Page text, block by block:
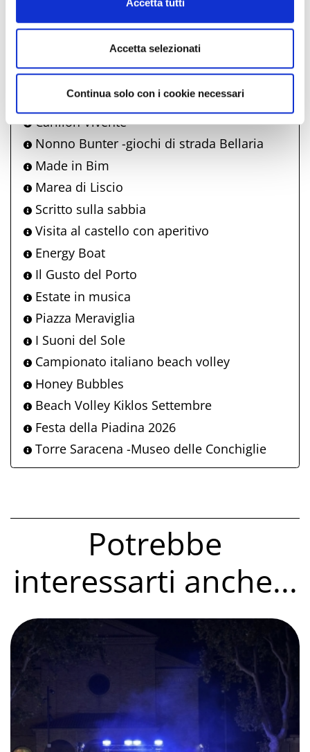
Accetta tutti
Accetta selezionati
Continua solo con i cookie necessari
Bff Open Air Cinema Apollo
Un mare di storie
Dove la luce rimane - personale di
Antonella Bertoni
WonderWalks - Spettacolo itinerante
Carillon Vivente
Nonno Bunter -giochi di strada Bellaria
Made in Bim
Marea di Liscio
Scritto sulla sabbia
Visita al castello con aperitivo
Energy Boat
Il Gusto del Porto
Estate in musica
Piazza Meraviglia
I Suoni del Sole
Campionato italiano beach volley
Honey Bubbles
Beach Volley Kiklos Settembre
Festa della Piadina 2026
Torre Saracena -Museo delle Conchiglie
Potrebbe
interessarti anche...